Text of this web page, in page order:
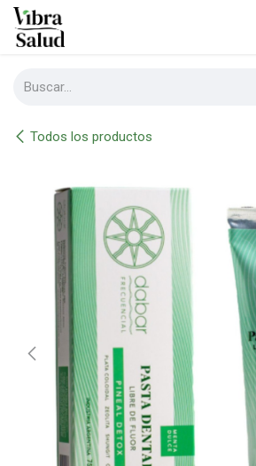
Ir al contenido
Todos los productos